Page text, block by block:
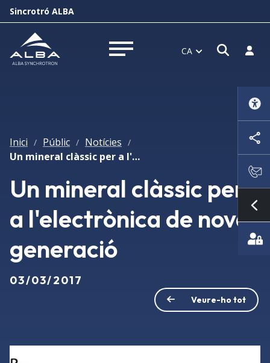
Sincrotró ALBA
Obrir menú CA Obrir
Inici / Públic / Notícies /
Un mineral clàssic per a l'electrònica de nova generació
Un mineral clàssic per
a l'electrònica de nova
generació
03/03/2017
Veure-ho tot